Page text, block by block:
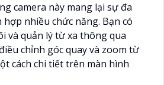
camera này mang lại sự đa
nhiều chức năng. Bạn có
và quản lý từ xa thông qua
chỉnh góc quay và zoom từ
cách chi tiết trên màn hình